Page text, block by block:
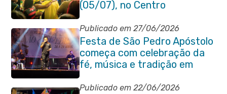
(05/07), no Centro
Publicado em 27/06/2026
Festa de São Pedro Apóstolo
começa com celebração da
fé, música e tradição em
Venda das Pedras
Publicado em 22/06/2026